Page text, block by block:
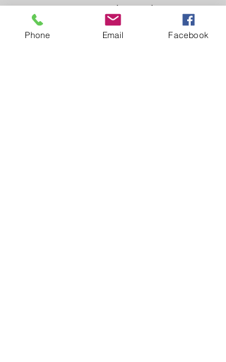
ajustes necessários diante do impacto
das novas projeções relacionadas à
Selic.
Phone Email Facebook